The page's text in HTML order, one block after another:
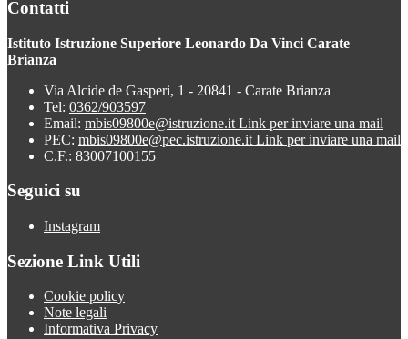
Contatti
Istituto Istruzione Superiore Leonardo Da Vinci Carate
Brianza
Via Alcide de Gasperi, 1 - 20841 - Carate Brianza
Tel: 0362/903597
Email: mbis09800e@istruzione.it Link per inviare una mail
PEC: mbis09800e@pec.istruzione.it Link per inviare una mail
C.F.: 83007100155
Seguici su
Instagram
Sezione Link Utili
Cookie policy
Note legali
Informativa Privacy